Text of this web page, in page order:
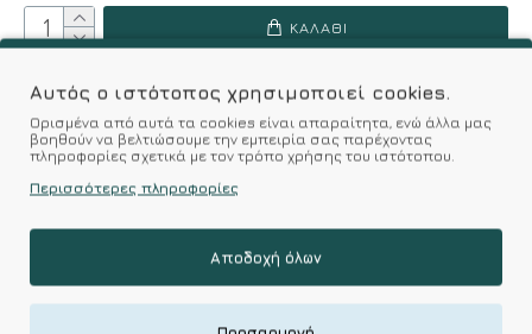
Σύμφωνα με 0 αξιολογήσεις. Γράψτε μια κριτική
ΚΑΛΆΘΙ
Επιθυμητό Σύγκριση
Kalimeratzis Underwear : Προϊόντα Σχεδιασμένα για
Εσάς & Υφάσματα Υψηλής Ποιότητας για
Αξεπέραστη Αντοχή
Αυτός ο ιστότοπος χρησιμοποιεί cookies.
Ορισμένα από αυτά τα cookies είναι απαραίτητα, ενώ άλλα μας
βοηθούν να βελτιώσουμε την εμπειρία σας παρέχοντας
πληροφορίες σχετικά με τον τρόπο χρήσης του ιστότοπου.
Περισσότερες πληροφορίες
Αποδοχή όλων